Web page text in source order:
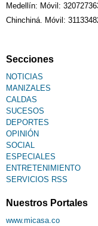
Medellín: Móvil:
Chinchiná. Móvil:
Secciones
NOTICIAS
MANIZALES
CALDAS
SUCESOS
DEPORTES
OPINIÓN
SOCIAL
ESPECIALES
ENTRETENIMIENTO
SERVICIOS RSS
Nuestros Portales
www.micasa.co